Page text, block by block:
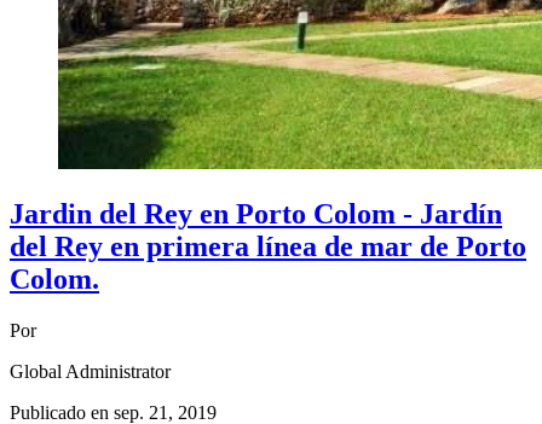
Jardin del Rey en Porto Colom - Jardín
del Rey en primera línea de mar de Porto
Colom.
Por
Global Administrator
Publicado en sep. 21, 2019